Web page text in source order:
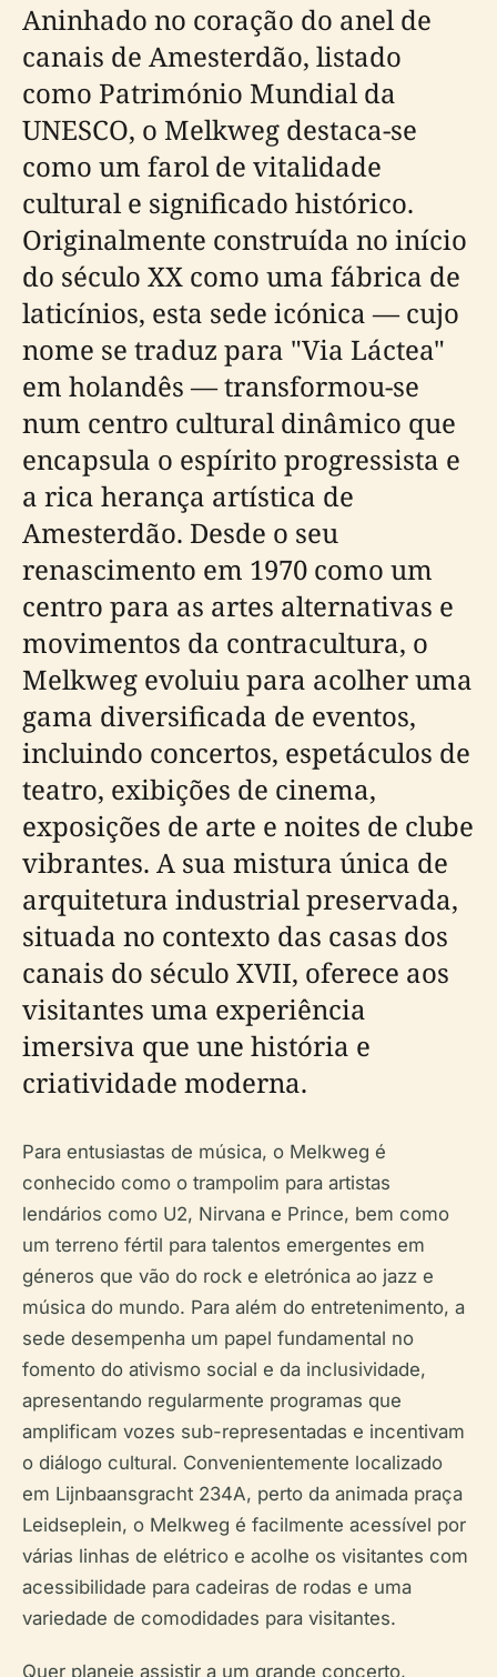
Aninhado no coração do anel de
canais de Amesterdão, listado
como Património Mundial da
UNESCO, o Melkweg destaca-se
como um farol de vitalidade
cultural e significado histórico.
Originalmente construída no início
do século XX como uma fábrica de
laticínios, esta sede icónica — cujo
nome se traduz para "Via Láctea"
em holandês — transformou-se
num centro cultural dinâmico que
encapsula o espírito progressista e
a rica herança artística de
Amesterdão. Desde o seu
renascimento em 1970 como um
centro para as artes alternativas e
movimentos da contracultura, o
Melkweg evoluiu para acolher uma
gama diversificada de eventos,
incluindo concertos, espetáculos de
teatro, exibições de cinema,
exposições de arte e noites de clube
vibrantes. A sua mistura única de
arquitetura industrial preservada,
situada no contexto das casas dos
canais do século XVII, oferece aos
visitantes uma experiência
imersiva que une história e
criatividade moderna.
Para entusiastas de música, o Melkweg é
conhecido como o trampolim para artistas
lendários como U2, Nirvana e Prince, bem como
um terreno fértil para talentos emergentes em
géneros que vão do rock e eletrónica ao jazz e
música do mundo. Para além do entretenimento, a
sede desempenha um papel fundamental no
fomento do ativismo social e da inclusividade,
apresentando regularmente programas que
amplificam vozes sub-representadas e incentivam
o diálogo cultural. Convenientemente localizado
em Lijnbaansgracht 234A, perto da animada praça
Leidseplein, o Melkweg é facilmente acessível por
várias linhas de elétrico e acolhe os visitantes com
acessibilidade para cadeiras de rodas e uma
variedade de comodidades para visitantes.
Quer planeie assistir a um grande concerto,